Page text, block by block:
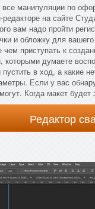
все манипуляции по
редакторе на сайте
вам надо пройти
и обложку для
чем приступать к
которыми думаете
пустить в ход, а какие
Если у вас
Когда макет
Редактор